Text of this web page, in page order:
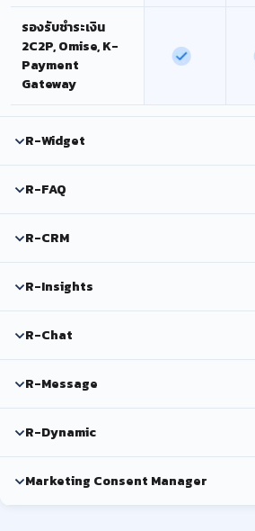
รองรับชำระเงิน
2C2P, Omise, K-
Payment
Gateway
R-Widget
R-FAQ
R-CRM
R-Insights
R-Chat
R-Message
R-Dynamic
Marketing Consent Manager